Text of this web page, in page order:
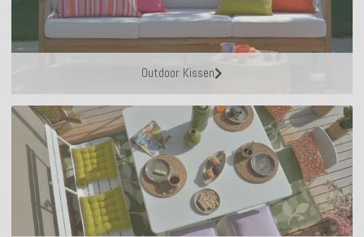
Outdoor Kissen